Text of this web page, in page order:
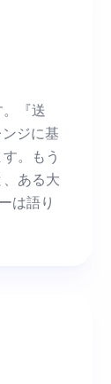
。『送
ジに基
。もう
ある大
は語り